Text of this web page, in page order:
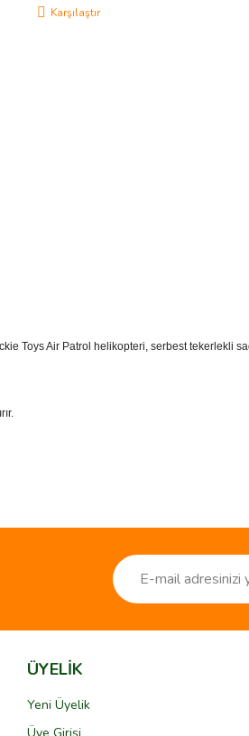
Karşılaştır
Toys Air Patrol helikopteri, serbest tekerlekli
ÜYELİK
Yeni Üyelik